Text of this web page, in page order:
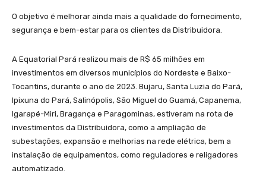
O objetivo é melhorar ainda mais a qualidade do fornecimento,
segurança e bem-estar para os clientes da Distribuidora.
A Equatorial Pará realizou mais de R$ 65 milhões em
investimentos em diversos municípios do Nordeste e Baixo-
Tocantins, durante o ano de 2023. Bujaru, Santa Luzia do Pará,
Ipixuna do Pará, Salinópolis, São Miguel do Guamá, Capanema,
Igarapé-Miri, Bragança e Paragominas, estiveram na rota de
investimentos da Distribuidora, como a ampliação de
subestações, expansão e melhorias na rede elétrica, bem a
instalação de equipamentos, como reguladores e religadores
automatizado.